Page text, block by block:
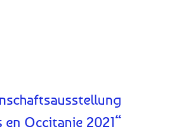
en Occitanie 2021“